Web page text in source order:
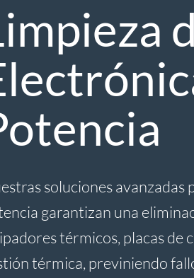
soluciones avanzadas
garantizan una
térmicos, placas
térmica, previniendo